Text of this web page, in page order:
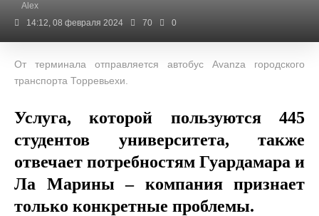
Alex
14:12, 08 февраля 2024
70 0
От терминала отправляется автобус Avanza городского
транспорта Торревьехи.
Услуга, которой пользуются 445
студентов университета, также
отвечает потребностям Гуардамара и
Ла Марины – компания признает
только конкретные проблемы.